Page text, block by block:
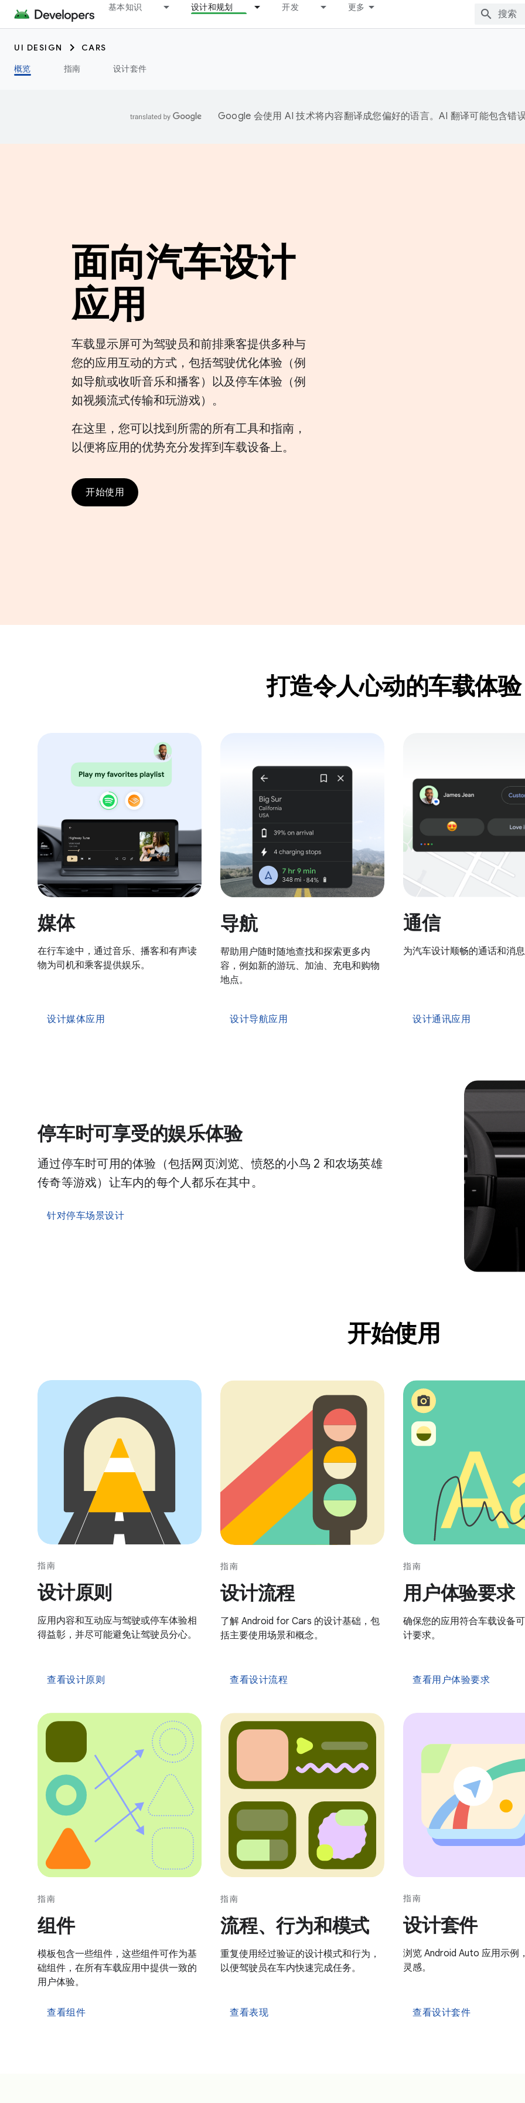
基本知识 设计和规划 开发 更多
UI DESIGN
CARS
概览
指南 设计套件
Google 会使用 AI 技术将内容翻译成您偏好的语言。AI 翻译可能包含错
面向汽车设计
应用
车载显示屏可为驾驶员和前排乘客提供多种与
您的应用互动的方式，包括驾驶优化体验（例
如导航或收听音乐和播客）以及停车体验（例
如视频流式传输和玩游戏）。
在这里，您可以找到所需的所有工具和指南，
以便将应用的优势充分发挥到车载设备上。
开始使用
打造令人心动的车载体验
媒体
在行车途中，通过音乐、播客和有声读
物为司机和乘客提供娱乐。
设计媒体应用
导航
帮助用户随时随地查找和探索更多内
容，例如新的游玩、加油、充电和购物
地点。
设计导航应用
通信
为汽车设计顺畅的通话和消
设计通讯应用
停车时可享受的娱乐体验
通过停车时可用的体验（包括网页浏览、愤怒的小鸟 2 和农场英雄
传奇等游戏）让车内的每个人都乐在其中。
针对停车场景设计
开始使用
指南
设计原则
应用内容和互动应与驾驶或停车体验相
得益彰，并尽可能避免让驾驶员分心。
查看设计原则
指南
设计流程
了解 Android for Cars 的设计基础，包
括主要使用场景和概念。
查看设计流程
指南
用户体验要求
确保您的应用符合车载设备
计要求。
查看用户体验要求
指南
组件
模板包含一些组件，这些组件可作为基
础组件，在所有车载应用中提供一致的
用户体验。
查看组件
指南
流程、行为和模式
重复使用经过验证的设计模式和行为，
以便驾驶员在车内快速完成任务。
查看表现
指南
设计套件
浏览 Android Auto 应用示例
灵感。
查看设计套件